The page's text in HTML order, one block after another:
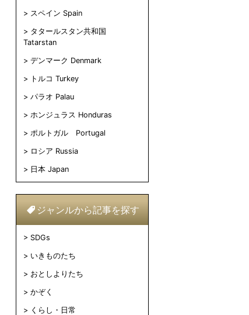
スペイン Spain
タタールスタン共和国
Tatarstan
デンマーク Denmark
トルコ Turkey
パラオ Palau
ホンジュラス Honduras
ポルトガル Portugal
ロシア Russia
日本 Japan
ジャンルから記事を探す
SDGs
いきものたち
おとしよりたち
かぞく
くらし・日常